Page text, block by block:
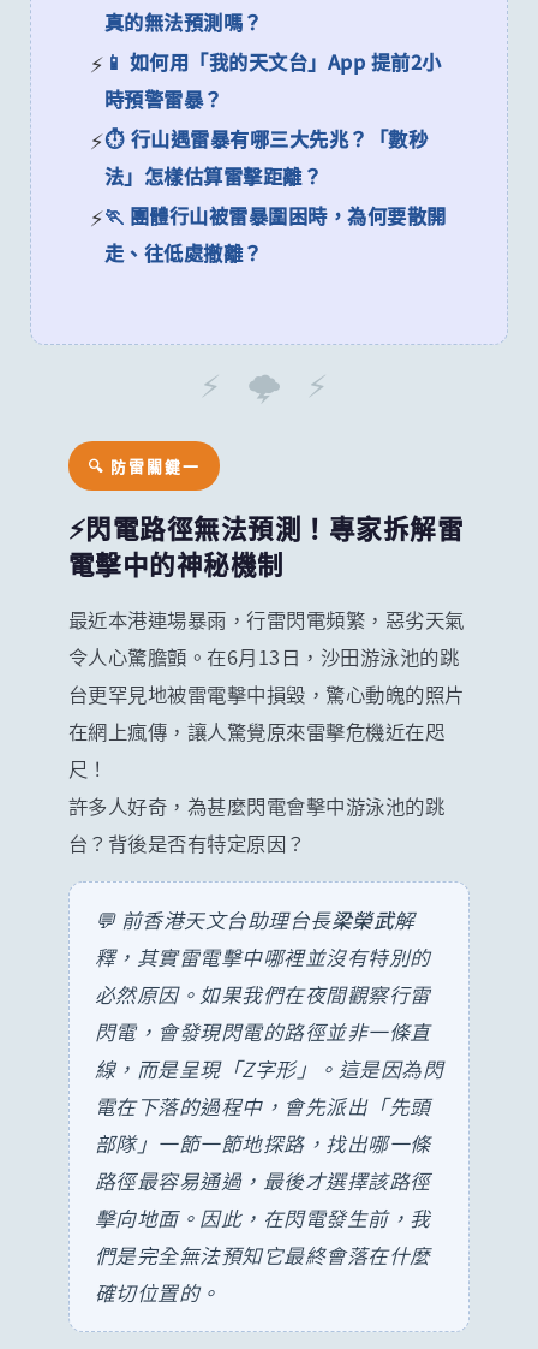
真的無法預測嗎？
📱 如何用「我的天文台」App 提前2小
時預警雷暴？
⏱️ 行山遇雷暴有哪三大先兆？「數秒
法」怎樣估算雷擊距離？
🏃 團體行山被雷暴圍困時，為何要散開
走、往低處撤離？
⚡ 🌩️ ⚡
🔍 防雷關鍵一
⚡閃電路徑無法預測！專家拆解雷
電擊中的神秘機制
最近本港連場暴雨，行雷閃電頻繁，惡劣天氣
令人心驚膽顫。在6月13日，沙田游泳池的跳
台更罕見地被雷電擊中損毀，驚心動魄的照片
在網上瘋傳，讓人驚覺原來雷擊危機近在咫
尺！
許多人好奇，為甚麼閃電會擊中游泳池的跳
台？背後是否有特定原因？
💬 前香港天文台助理台長梁榮武解
釋，其實雷電擊中哪裡並沒有特別的
必然原因。如果我們在夜間觀察行雷
閃電，會發現閃電的路徑並非一條直
線，而是呈現「Z字形」。這是因為閃
電在下落的過程中，會先派出「先頭
部隊」一節一節地探路，找出哪一條
路徑最容易通過，最後才選擇該路徑
擊向地面。因此，在閃電發生前，我
們是完全無法預知它最終會落在什麼
確切位置的。